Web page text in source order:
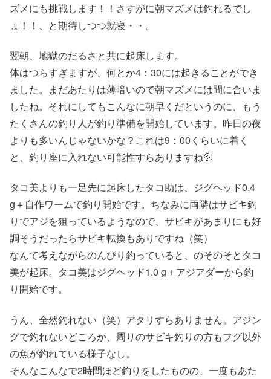
ズメにも挑戦します！！さすがに朝マズメは釣れるでし
ょ！！、と期待しつつ就寝・・。
翌朝、地獄のだるさと共に起床します。
体はつらすぎますが、何とか4：30には起きることができ
ました。まだあたりは薄暗いので朝マズメには間に合いま
したね。それにしてもこんなに朝早くだというのに、もう
たくさんの釣り人が釣り準備を開始しています。昨日の夜
よりも多いんじゃないかな？これは9：00くらいに着く
と、釣り座に入れない可能性すらありますね💦
タコ美よりも一足先に起床したタコ助は、ジグヘッド0.4
g＋自作ワームで釣り開始です。ちなみに両隣はサビキ釣
りでアジを狙っているようなので、サビキがあまりにも好
調そうだったらサビキ転換もありですね（笑）
なんて考えながらのんびり釣っていると、のそのそとタコ
美が起床。タコ美はジグヘッド1.0 g＋アジアダーから釣
り開始です。
うん、全然釣れない（笑）アタリすらありません。アジン
グで釣れないどころか、周りのサビキ釣りの方もフグ以外
の魚が釣れている様子なし。
そんなこんなで2時間ほど釣りをしたものの、一度もあた